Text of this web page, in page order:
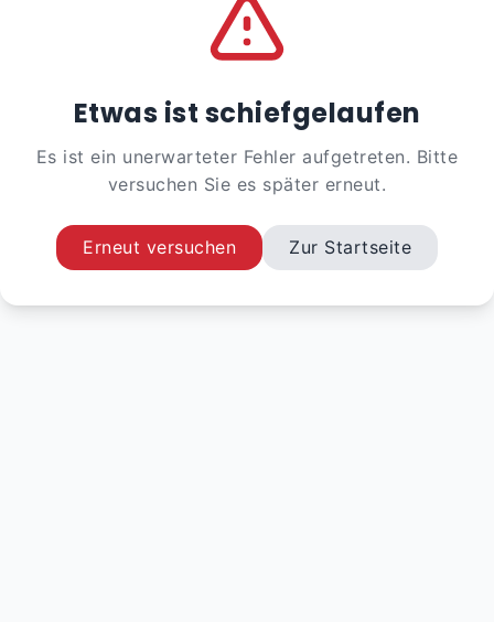
Etwas ist schiefgelaufen
Es ist ein unerwarteter Fehler aufgetreten. Bitte
versuchen Sie es später erneut.
Erneut versuchen Zur Startseite